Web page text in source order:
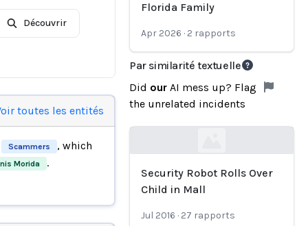
Découvrir
toutes les entités
Scammers
, which
Morida
.
Florida Family
Apr 2026 · 2 rapports
Par similarité textuelle
Did our AI mess up? Flag
the unrelated incidents
Security Robot Rolls Over
Child in Mall
Jul 2016 · 27 rapports